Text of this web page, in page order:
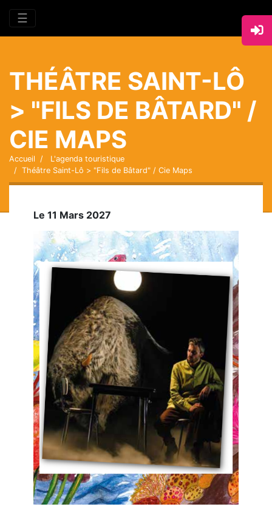
☰
THÉÂTRE SAINT-LÔ
> "FILS DE BÂTARD" /
CIE MAPS
Accueil
L'agenda touristique
Théâtre Saint-Lô > "Fils de Bâtard" / Cie Maps
Le 11 Mars 2027